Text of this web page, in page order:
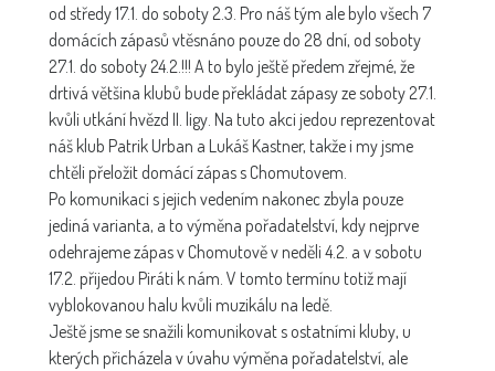
od středy 17.1. do soboty 2.3. Pro náš tým ale bylo všech 7
domácích zápasů vtěsnáno pouze do 28 dní, od soboty
27.1. do soboty 24.2.!!! A to bylo ještě předem zřejmé, že
drtivá většina klubů bude překládat zápasy ze soboty 27.1.
kvůli utkání hvězd II. ligy. Na tuto akci jedou reprezentovat
náš klub Patrik Urban a Lukáš Kastner, takže i my jsme
chtěli přeložit domácí zápas s Chomutovem.
Po komunikaci s jejich vedením nakonec zbyla pouze
jediná varianta, a to výměna pořadatelství, kdy nejprve
odehrajeme zápas v Chomutově v neděli 4.2. a v sobotu
17.2. přijedou Piráti k nám. V tomto termínu totiž mají
vyblokovanou halu kvůli muzikálu na ledě.
Ještě jsme se snažili komunikovat s ostatními kluby, u
kterých přicházela v úvahu výměna pořadatelství, ale